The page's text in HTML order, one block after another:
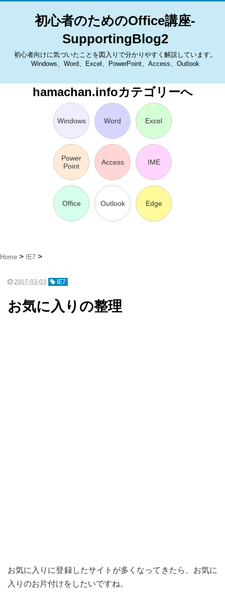
初心者のためのOffice講座-
SupportingBlog2
初心者向けに気づいたことを図入りで分かりやすく解説しています。
Windows、Word、Excel、PowerPoint、Access、Outlook
hamachan.infoカテゴリーへ
Windows Word Excel
Power
Point
Access IME
Office Outlook Edge
Home IE7
2007-03-03 IE7
お気に入りの整理
お気に入りに登録したサイトが多くなってきたら、お気に
入りのお片付けをしたいですね。